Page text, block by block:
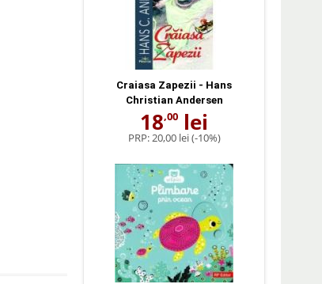
Craiasa Zapezii - Hans
Christian Andersen
18,00 lei
PRP:20,00 lei(-10%)